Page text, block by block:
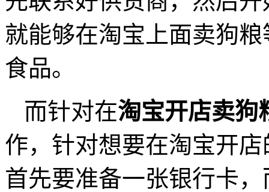
就能够在淘宝上面卖狗
食品。
而针对在淘宝开店卖狗
作，针对想要在淘宝开
首先要准备一张银行卡